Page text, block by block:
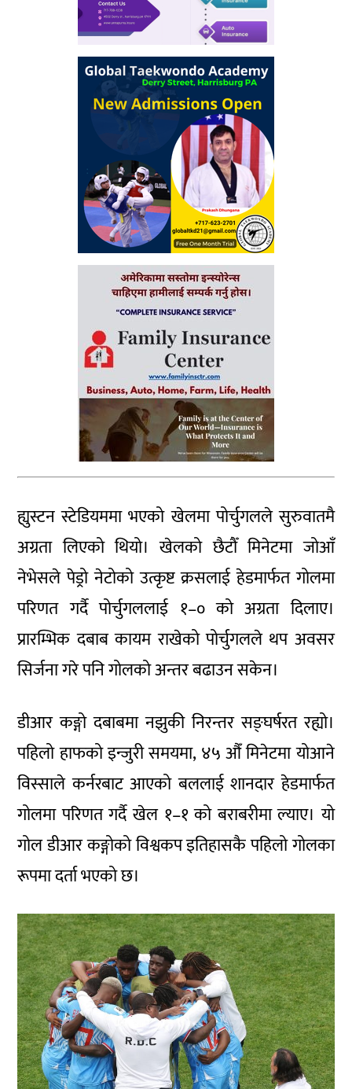
ह्युस्टन स्टेडियममा भएको खेलमा पोर्चुगलले सुरुवातमै
अग्रता लिएको थियो। खेलको छैटौँ मिनेटमा जोआँ
नेभेसले पेड्रो नेटोको उत्कृष्ट क्रसलाई हेडमार्फत गोलमा
परिणत गर्दै पोर्चुगललाई १–० को अग्रता दिलाए।
प्रारम्भिक दबाब कायम राखेको पोर्चुगलले थप अवसर
सिर्जना गरे पनि गोलको अन्तर बढाउन सकेन।
डीआर कङ्गो दबाबमा नझुकी निरन्तर सङ्घर्षरत रह्यो।
पहिलो हाफको इन्जुरी समयमा, ४५ औँ मिनेटमा योआने
विस्साले कर्नरबाट आएको बललाई शानदार हेडमार्फत
गोलमा परिणत गर्दै खेल १–१ को बराबरीमा ल्याए। यो
गोल डीआर कङ्गोको विश्वकप इतिहासकै पहिलो गोलका
रूपमा दर्ता भएको छ।